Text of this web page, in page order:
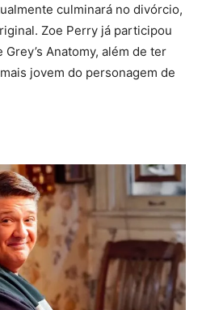
culminará no divórcio,
Zoe Perry já participou
Anatomy, além de ter
jovem do personagem de